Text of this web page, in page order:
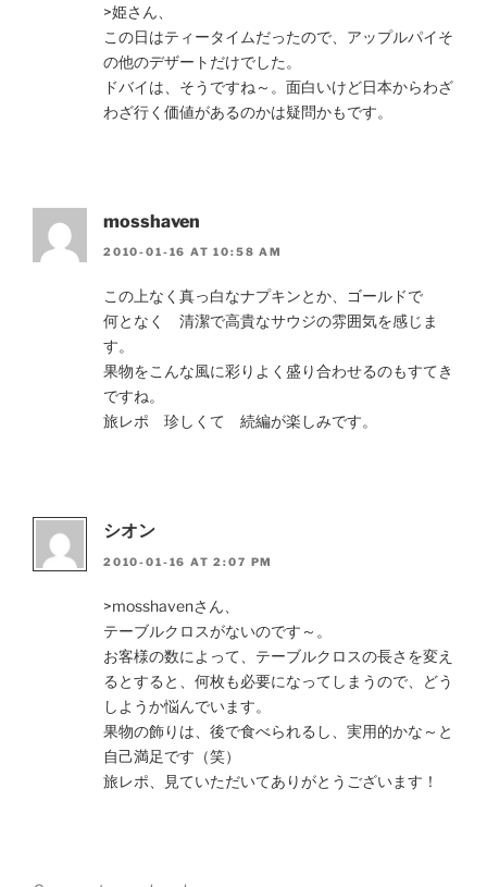
>姫さん、
この日はティータイムだったので、アップルパイそ
の他のデザートだけでした。
ドバイは、そうですね～。面白いけど日本からわざ
わざ行く価値があるのかは疑問かもです。
mosshaven
2010-01-16 AT 10:58 AM
この上なく真っ白なナプキンとか、ゴールドで
何となく 清潔で高貴なサウジの雰囲気を感じま
す。
果物をこんな風に彩りよく盛り合わせるのもすてき
ですね。
旅レポ 珍しくて 続編が楽しみです。
シオン
2010-01-16 AT 2:07 PM
>mosshavenさん、
テーブルクロスがないのです～。
お客様の数によって、テーブルクロスの長さを変え
るとすると、何枚も必要になってしまうので、どう
しようか悩んでいます。
果物の飾りは、後で食べられるし、実用的かな～と
自己満足です（笑）
旅レポ、見ていただいてありがとうございます！